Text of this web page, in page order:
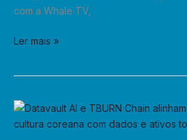
com a Whale TV,
Ler mais »
Datavault
AI